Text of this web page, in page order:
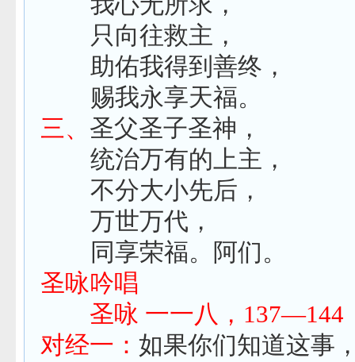
只向往救主，
助佑我得到善终，
赐我永享天福。
三、 圣父圣子圣神，
统治万有的上主，
不分大小先后，
万世万代，
同享荣福。阿们。
圣咏吟唱
圣咏 一一八， 137—144
对经一： 如果你们知道这事